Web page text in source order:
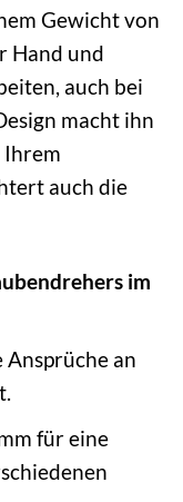
Gewicht von
Hand und
auch bei
macht ihn
Ihrem
auch die
im
Ansprüche an
für eine